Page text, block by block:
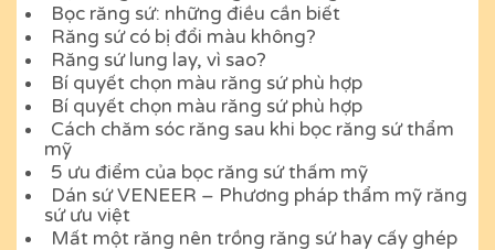
Bọc răng sứ: những điều cần biết
Răng sứ có bị đổi màu không?
Răng sứ lung lay, vì sao?
Bí quyết chọn màu răng sứ phù hợp
Bí quyết chọn màu răng sứ phù hợp
Cách chăm sóc răng sau khi bọc răng sứ thẩm
mỹ
5 ưu điểm của bọc răng sứ thấm mỹ
Dán sứ VENEER – Phương pháp thẩm mỹ răng
sứ ưu việt
Mất một răng nên trồng răng sứ hay cấy ghép